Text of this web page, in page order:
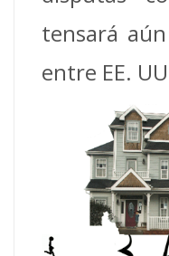
tensará
entre EE.